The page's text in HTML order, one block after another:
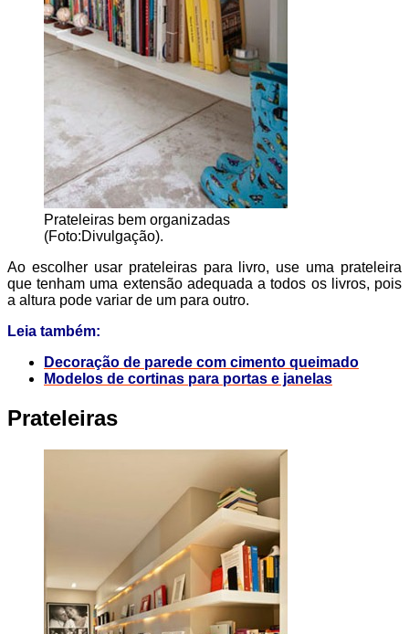
Prateleiras bem organizadas
(Foto:Divulgação).
Ao escolher usar prateleiras para livro, use uma prateleira
que tenham uma extensão adequada a todos os livros, pois
a altura pode variar de um para outro.
Leia também:
Decoração de parede com cimento queimado
Modelos de cortinas para portas e janelas
Prateleiras